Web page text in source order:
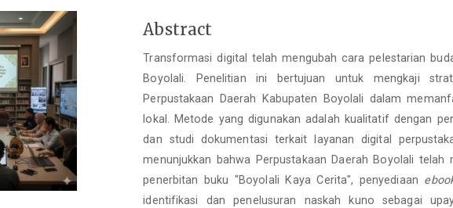
Main
Content
Abstract
Transformasi digital telah mengubah cara pelestarian
Boyolali. Penelitian ini bertujuan untuk mengkaji
Perpustakaan Daerah Kabupaten Boyolali dalam
lokal. Metode yang digunakan adalah kualitatif dengan
dan studi dokumentasi terkait layanan digital
menunjukkan bahwa Perpustakaan Daerah Boyolali telah
penerbitan buku "Boyolali Kaya Cerita", penyediaan
identifikasi dan penelusuran naskah kuno sebagai